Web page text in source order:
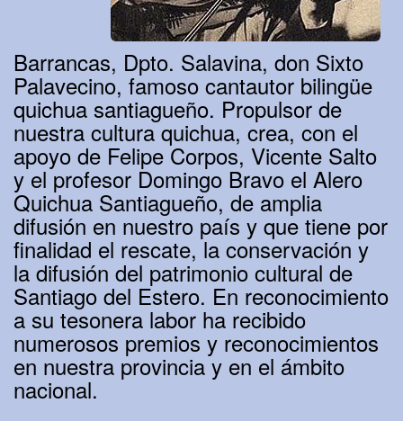
Barrancas, Dpto. Salavina, don Sixto
Palavecino, famoso cantautor bilingüe
quichua santiagueño. Propulsor de
nuestra cultura quichua, crea, con el
apoyo de Felipe Corpos, Vicente Salto
y el profesor Domingo Bravo el Alero
Quichua Santiagueño, de amplia
difusión en nuestro país y que tiene por
finalidad el rescate, la conservación y
la difusión del patrimonio cultural de
Santiago del Estero. En reconocimiento
a su tesonera labor ha recibido
numerosos premios y reconocimientos
en nuestra provincia y en el ámbito
nacional.